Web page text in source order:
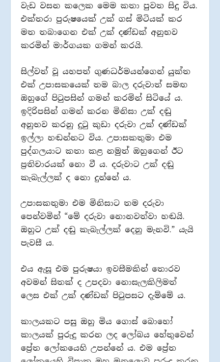
වැඩ වසන කලෙක මෙම කතා පුවත සිදු විය.
එක්තරා පුරුෂයෙක් උක් ගස් මිටියක් කර
මත තබාගෙන එක් උක් දණ්ඩක් අනුභව
කරමින් මාර්ගයක ගමන් කරයි.
සිල්වත් වූ යහපත් ගුණධර්මයන්ගෙන් යුක්ත
එක් උපාසකයෙක් තම බාල දරුවාත් සමඟ
ඔහුගේ පිටුපසින් ගමන් කරමින් සිටියේ ය.
ඉදිරිපසින් ගමන් කරන මිනිසා උක් දඬු
අනුභව කරනු දුටු කුඩා දරුවා උක් දණ්ඩක්
ඉල්ලා හඬන්නට විය. උපාසකතුමා එම
පුද්ගලයාට කතා කළ නමුත් ඔහුගෙන් ඊට
ප්‍රතිචාරයක් නො වී ය. දරුවාට උක් දඬු
කැබැල්ලක් ද නො දුන්නේ ය.
උපාසකතුමා එම මිනිසාට තම දරුවා
පෙන්වමින් “මේ දරුවා නොනවත්වා හඬයි.
ඔහුට උක් දඬු කැබැල්ලක් දෙනු මැනවි.” යැයි
පැවසී ය.
එය ඇසූ එම පුරුෂයා ඉවසීමකින් තොරව
අවමන් සිතක් ද උපදවා නොසැලකිලිමත්
ලෙස එක් උක් දණ්ඩක් පිටුපසට දැම්මේ ය.
කාලයකට පසු ඔහු මිය ගොස් බොහෝ
කාලයක් පුරුදු කරන ලද ලෝබය හේතුවෙන්
ප්‍රේත ලෝකයෙහි උපන්නේ ය. එම ප්‍රේත